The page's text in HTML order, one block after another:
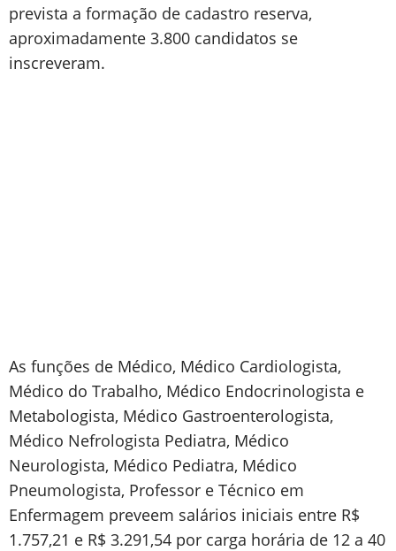
prevista a formação de cadastro reserva,
aproximadamente 3.800 candidatos se
inscreveram.
As funções de Médico, Médico Cardiologista,
Médico do Trabalho, Médico Endocrinologista e
Metabologista, Médico Gastroenterologista,
Médico Nefrologista Pediatra, Médico
Neurologista, Médico Pediatra, Médico
Pneumologista, Professor e Técnico em
Enfermagem preveem salários iniciais entre R$
1.757,21 e R$ 3.291,54 por carga horária de 12 a 40